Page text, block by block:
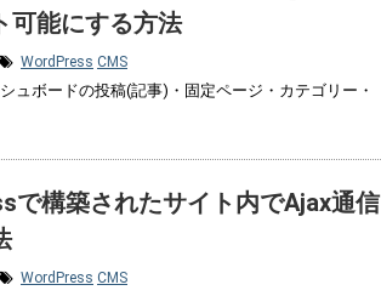
可能にする方法
WordPress CMS
ュボードの投稿(記事)・固定ページ・カテゴリー・
で構築されたサイト内でAjax通信
WordPress CMS